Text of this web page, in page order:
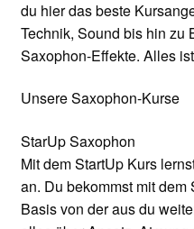
du hier das beste
Technik, Sound bis hin zu
Saxophon-Effekte. Alles
Unsere Saxophon-Kurse
StarUp Saxophon
Mit dem StartUp Kurs
an. Du bekommst mit
Basis von der aus du